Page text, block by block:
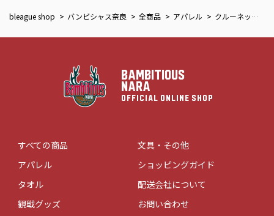
bleague shop バンビシャス奈良 全商品 アパレル クルーネックスウェットグレー
BAMBITIOUS
NARA
OFFICIAL ONLINE SHOP
すべての商品
アパレル
タオル
観戦グッズ
文具・その他
ショッピングガイド
配送会社について
お問い合わせ